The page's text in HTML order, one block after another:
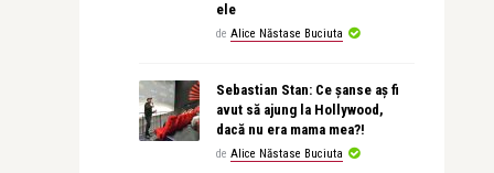
ele
de Alice Năstase Buciuta
Sebastian Stan: Ce șanse aș fi
avut să ajung la Hollywood,
dacă nu era mama mea?!
de Alice Năstase Buciuta